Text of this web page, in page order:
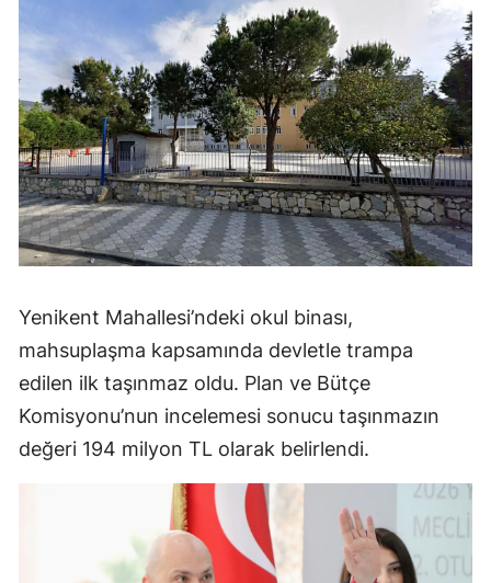
Yenikent Mahallesi’ndeki okul binası,
mahsuplaşma kapsamında devletle trampa
edilen ilk taşınmaz oldu. Plan ve Bütçe
Komisyonu’nun incelemesi sonucu taşınmazın
değeri 194 milyon TL olarak belirlendi.